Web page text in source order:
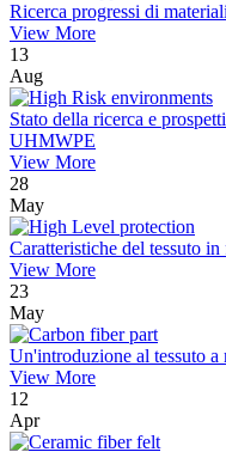
Ricerca progressi di
View More
13
Aug
Stato della ricerca e
UHMWPE
View More
28
May
Caratteristiche del tessuto
View More
23
May
Un'introduzione al tessuto a
View More
12
Apr